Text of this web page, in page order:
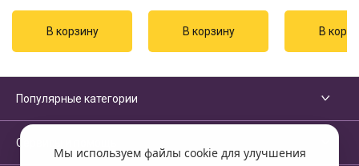
Мы используем файлы cookie для улучшения
Популярные категории
Сервисы и помощь